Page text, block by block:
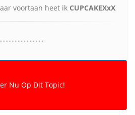
voortaan heet ik CUPCAKEXxX
..............................